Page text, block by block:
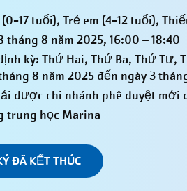
17 tuổi), Trẻ em (4-12 tuổi),
tháng 8 năm 2025, 16:00 – 18:40
kỳ: Thứ Hai, Thứ Ba, Thứ Tư,
8 năm 2025 đến ngày 3
được chi nhánh phê duyệt mới
trung học Marina
ĐÃ KẾT THÚC